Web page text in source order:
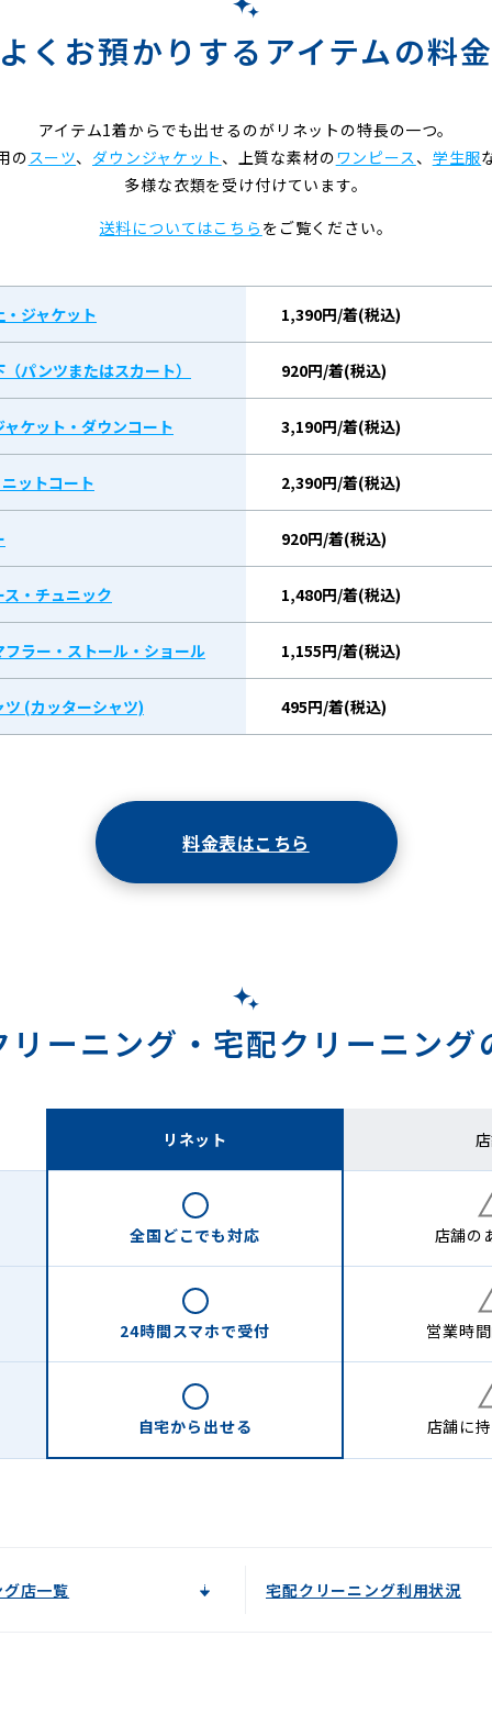
くお預かりするアイテムの料金
アイテム1着からでも出せるのがリネットの特長の一つ。
のスーツ、 ダウンジャケット 、上質な素材のワンピース、 学生服
多様な衣類を受け付けています。
送料についてはこちら をご覧ください。
ジャケット 1,390円/着(税込)
パンツまたはスカート） 920円/着(税込)
ャケット・ダウンコート 3,190円/着(税込)
ットコート 2,390円/着(税込)
920円/着(税込)
・チュニック 1,480円/着(税込)
フラー・ストール・ショール 1,155円/着(税込)
ツ (カッターシャツ) 495円/着(税込)
料金表はこちら
ーニング・ 宅配クリーニング
リネット
全国どこでも対応 店舗の
24時間スマホで受付 営業時
自宅から 出せる 店舗に
店一覧 宅配クリーニング利用状況